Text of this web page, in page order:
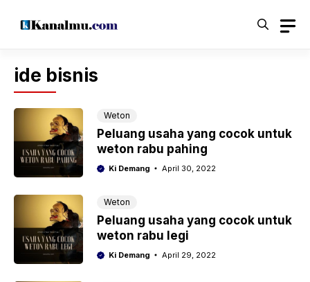
ide bisnis
Weton
Peluang usaha yang cocok untuk
weton rabu pahing
Ki Demang April 30, 2022
Weton
Peluang usaha yang cocok untuk
weton rabu legi
Ki Demang April 29, 2022